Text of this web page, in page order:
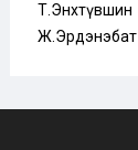
Т.Энхтүвшин
Ж.Эрдэнэбат